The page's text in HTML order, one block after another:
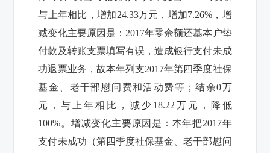
与上年相比，增加24.33万元，增加7.26% ，增
减变化主要原因是： 2017年零余额还基本户垫
付款及转账支票填写有误，造成银行支付未成
功退票业务，故本年列支2017年第四季度社保
基金、老干部慰问费和活动费等 ；结余0万
元，与上年相比，减少 18.22 万元，降低
100%。增减变化主要原因是：本年把2017年
支付未成功（第四季度社保基金、老干部慰问